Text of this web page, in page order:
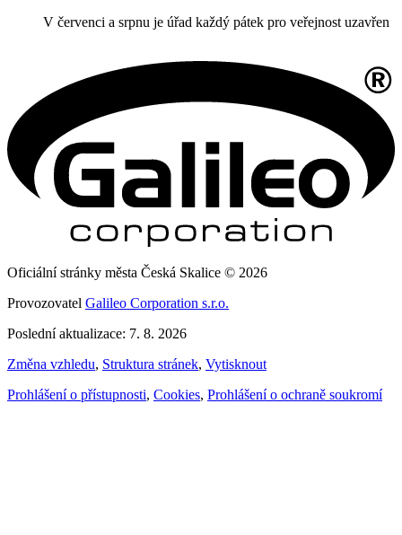
V červenci a srpnu je úřad každý pátek pro veřejnost uzavřen
Oficiální stránky města Česká Skalice © 2026
Provozovatel Galileo Corporation s.r.o.
Poslední aktualizace: 7. 8. 2026
Změna vzhledu, Struktura stránek, Vytisknout
Prohlášení o přístupnosti, Cookies, Prohlášení o ochraně soukromí